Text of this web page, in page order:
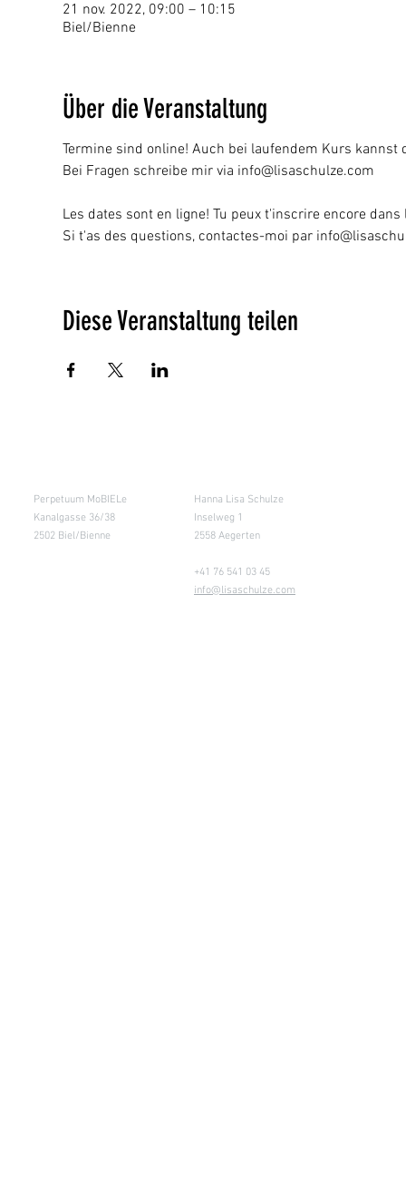
21 nov. 2022, 09:00 – 10:15
Biel/Bienne
Über die Veranstaltung
Termine sind online! Auch bei laufendem Kurs kannst
Bei Fragen schreibe mir via info@lisaschulze.com
Les dates sont en ligne! Tu peux t'inscrire encore
Si t'as des questions, contactes-moi par
Diese Veranstaltung teilen
Perpetuum MoBIELe
Kanalgasse 36/38
2502 Biel/Bienne
Hanna Lisa Schulze
Inselweg 1
2558 Aegerten
+41 76 541 03 45
info@lisaschulze.com